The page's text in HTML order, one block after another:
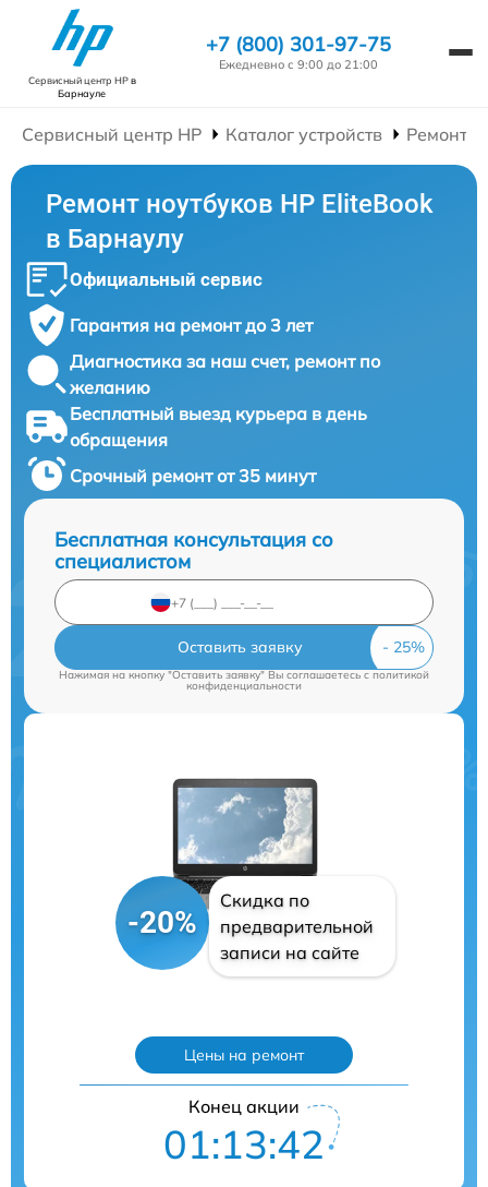
Сервисный центр HPв
Барнауле
+7 (800) 301-97-75
Ежедневно с 9:00 до 21:00
Сервисный центр HP Каталог устройств Ремонт
Ремонт ноутбуков HP EliteBook
в Барнаулу
Официальный сервис
Гарантия на ремонт до 3 лет
Диагностика за наш счет, ремонт по
желанию
Бесплатный выезд курьера в день
обращения
Срочный ремонт от 35 минут
Бесплатная консультация со
специалистом
Оставить заявку
Нажимая на кнопку "Оставить заявку" Вы соглашаетесь cполитикой
конфиденциальности
-20%
Скидка по
предварительной
записи на сайте
Цены на ремонт
Конец акции
01:13:40